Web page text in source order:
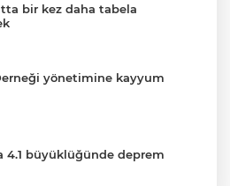
bir kez daha tabela
yönetimine kayyum
4.1 büyüklüğünde deprem